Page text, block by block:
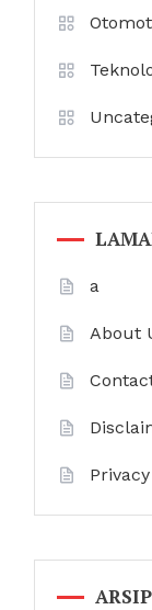
a
About
ARSIP